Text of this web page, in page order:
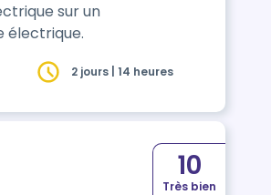
sur un
électrique.
2 jours | 14 heures
10
Très bien